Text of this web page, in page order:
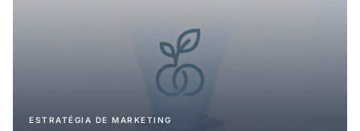
decisão make-or-buy, o contexto brasileiro de custos
estruturalmente elevados e o efeito de retornos
crescentes via path dependence.
ESTRATÉGIA DE MARKETING